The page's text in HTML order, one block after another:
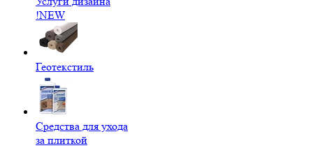
!NEW
Геотекстиль
Средства для ухода
за плиткой